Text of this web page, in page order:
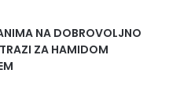
NA DOBROVOLJNO
ZA HAMIDOM